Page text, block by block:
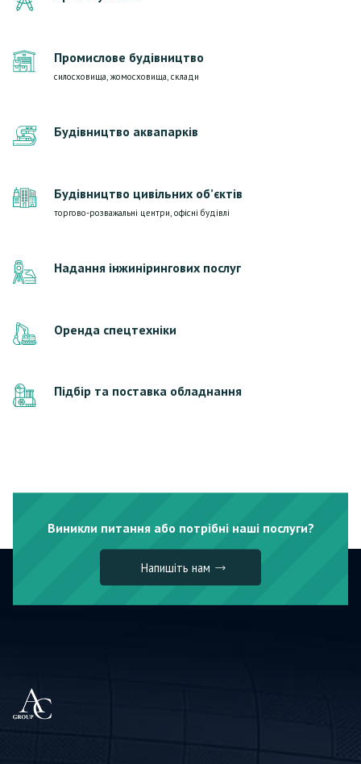
Промислове будівництво
силосховища, жомосховища, склади
Будівництво аквапарків
Будівництво цивільних об’єктів
торгово-розважальні центри, офісні будівлі
Надання інжинірингових послуг
Оренда спецтехніки
Підбір та поставка обладнання
Виникли питання або потрібні наші послуги?
Напишіть нам